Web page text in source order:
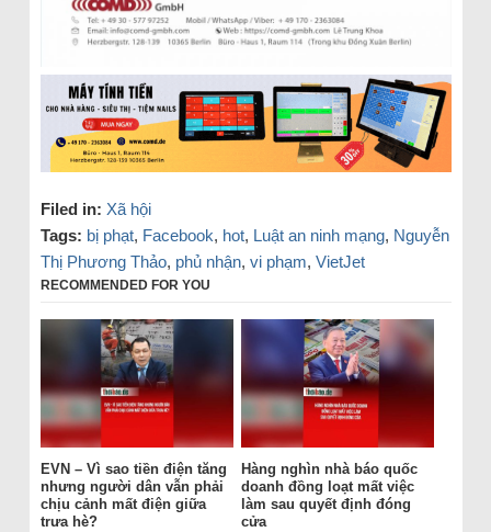
Filed in: Xã hội
Tags: bị phạt, Facebook, hot, Luật an ninh mạng, Nguyễn
Thị Phương Thảo, phủ nhận, vi phạm, VietJet
RECOMMENDED FOR YOU
EVN – Vì sao tiền điện tăng
nhưng người dân vẫn phải
chịu cảnh mất điện giữa
trưa hè?
Hàng nghìn nhà báo quốc
doanh đồng loạt mất việc
làm sau quyết định đóng
cửa